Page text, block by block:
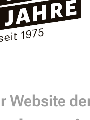
Website